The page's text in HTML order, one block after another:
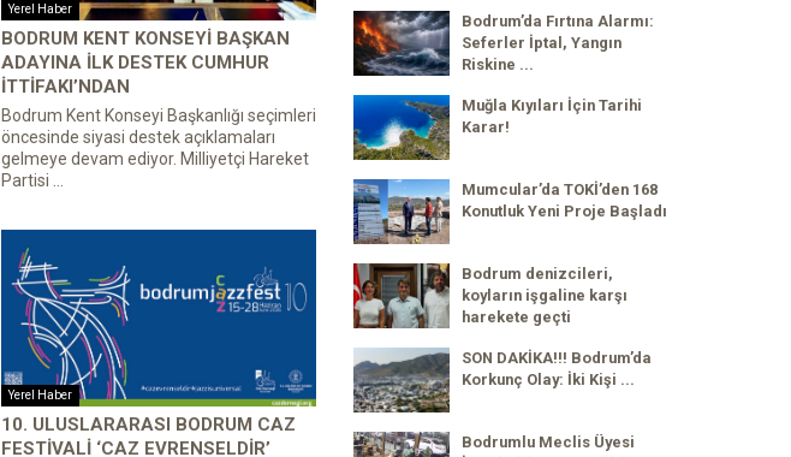
Yerel Haber
BODRUM KENT KONSEYI BAŞKAN
ADAYINA İLK DESTEK CUMHUR
İTTIFAKI’NDAN
Bodrum Kent Konseyi Başkanlığı seçimleri
öncesinde siyasi destek açıklamaları
gelmeye devam ediyor. Milliyetçi Hareket
Partisi ...
Yerel Haber
10. ULUSLARARASI BODRUM CAZ
FESTIVALI ‘CAZ EVRENSELDIR’
Bodrum’da Fırtına Alarmı:
Seferler İptal, Yangın
Riskine ...
Muğla Kıyıları İçin Tarihi
Karar!
Mumcular’da TOKİ’den 168
Konutluk Yeni Proje Başladı
Bodrum denizcileri,
koyların işgaline karşı
harekete geçti
SON DAKİKA!!! Bodrum’da
Korkunç Olay: İki Kişi ...
Bodrumlu Meclis Üyesi